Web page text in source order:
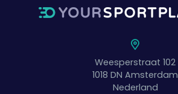
Weesperstraat 102
1018 DN Amsterdam
Nederland